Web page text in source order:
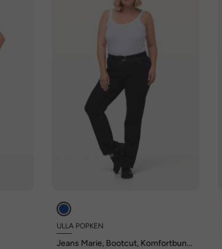
ULLA POPKEN
Jeans Marie, Bootcut, Komfortbund,